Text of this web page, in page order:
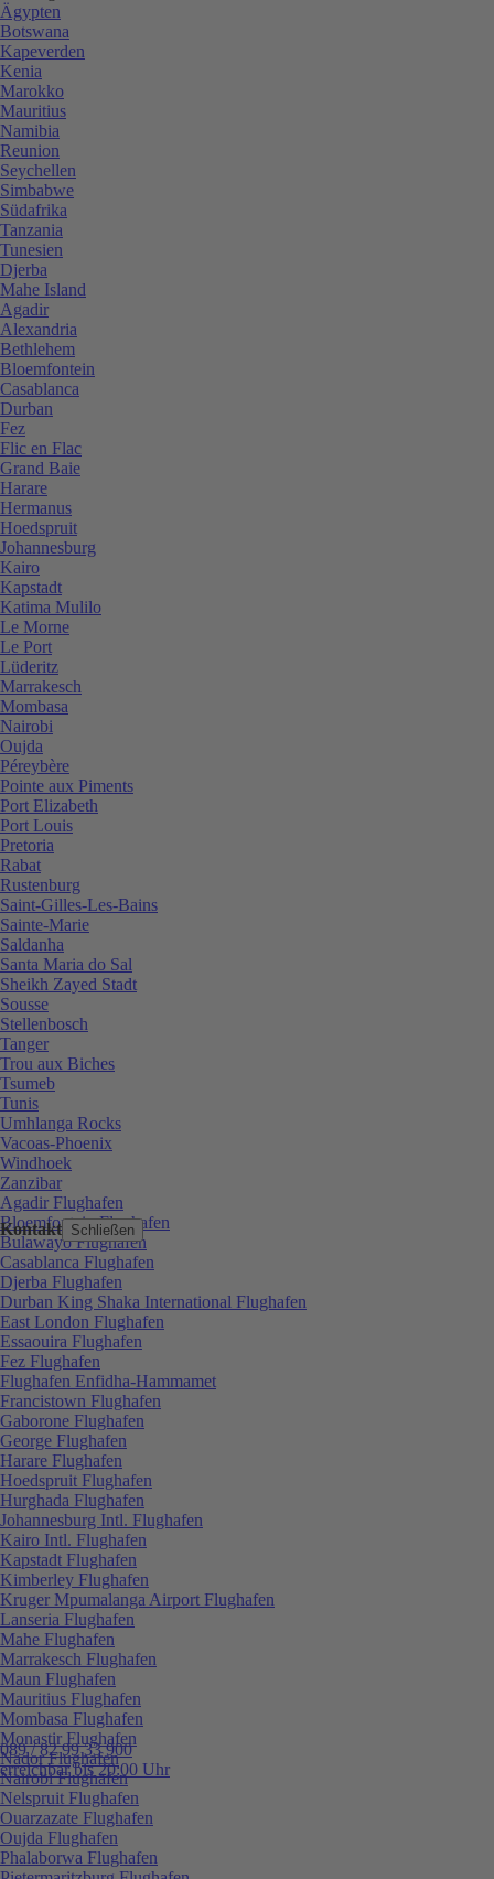
Kontakt Schließen
089 / 82 99 33 900
erreichbar bis 20:00 Uhr
Ägypten
Botswana
Kapeverden
Kenia
Marokko
Mauritius
Namibia
Reunion
Seychellen
Simbabwe
Südafrika
Tanzania
Tunesien
Djerba
Mahe Island
Agadir
Alexandria
Bethlehem
Bloemfontein
Casablanca
Durban
Fez
Flic en Flac
Grand Baie
Harare
Hermanus
Hoedspruit
Johannesburg
Kairo
Kapstadt
Katima Mulilo
Le Morne
Le Port
Lüderitz
Marrakesch
Mombasa
Nairobi
Oujda
Péreybère
Pointe aux Piments
Port Elizabeth
Port Louis
Pretoria
Rabat
Rustenburg
Saint-Gilles-Les-Bains
Sainte-Marie
Saldanha
Santa Maria do Sal
Sheikh Zayed Stadt
Sousse
Stellenbosch
Tanger
Trou aux Biches
Tsumeb
Tunis
Umhlanga Rocks
Vacoas-Phoenix
Windhoek
Zanzibar
Agadir Flughafen
Bloemfontein Flughafen
Bulawayo Flughafen
Casablanca Flughafen
Djerba Flughafen
Durban King Shaka International Flughafen
East London Flughafen
Essaouira Flughafen
Fez Flughafen
Flughafen Enfidha-Hammamet
Francistown Flughafen
Gaborone Flughafen
George Flughafen
Harare Flughafen
Hoedspruit Flughafen
Hurghada Flughafen
Johannesburg Intl. Flughafen
Kairo Intl. Flughafen
Kapstadt Flughafen
Kimberley Flughafen
Kruger Mpumalanga Airport Flughafen
Lanseria Flughafen
Mahe Flughafen
Marrakesch Flughafen
Maun Flughafen
Mauritius Flughafen
Mombasa Flughafen
Monastir Flughafen
Nador Flughafen
Nairobi Flughafen
Nelspruit Flughafen
Ouarzazate Flughafen
Oujda Flughafen
Phalaborwa Flughafen